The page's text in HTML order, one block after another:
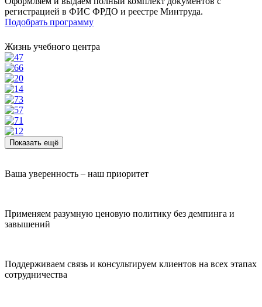
регистрацией в ФИС ФРДО и реестре Минтруда.
Подобрать программу
Жизнь учебного центра
Показать ещё
Ваша уверенность – наш приоритет
Применяем разумную ценовую политику без демпинга и
завышений
Поддерживаем связь и консультируем клиентов на всех этапах
сотрудничества